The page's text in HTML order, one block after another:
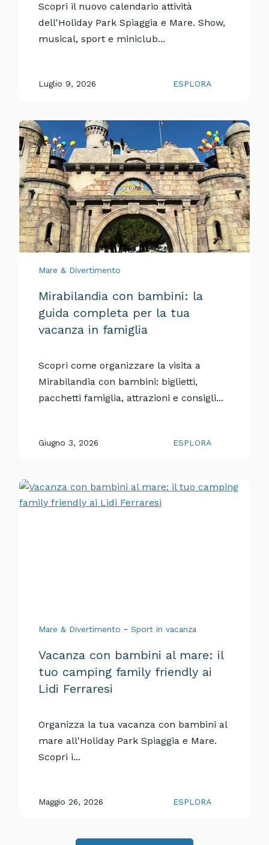
Scopri il nuovo calendario attività
dell'Holiday Park Spiaggia e Mare. Show,
musical, sport e miniclub...
Luglio 9, 2026 ESPLORA
Mare & Divertimento
Mirabilandia con bambini: la
guida completa per la tua
vacanza in famiglia
Scopri come organizzare la visita a
Mirabilandia con bambini: biglietti,
pacchetti famiglia, attrazioni e consigli...
Giugno 3, 2026 ESPLORA
Mare & Divertimento - Sport in vacanza
Vacanza con bambini al mare: il
tuo camping family friendly ai
Lidi Ferraresi
Organizza la tua vacanza con bambini al
mare all'Holiday Park Spiaggia e Mare.
Scopri i...
Maggio 26, 2026 ESPLORA